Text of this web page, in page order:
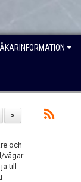
ÅKARINFORMATION
>
och
vågar
till